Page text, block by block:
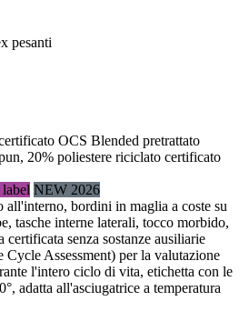
pesanti
OCS Blended pretrattato
20% poliestere riciclato certificato
NEW 2026
bordini in maglia a coste su
tasche interne laterali, tocco morbido,
senza sostanze ausiliarie
Assessment) per la valutazione
l'intero ciclo di vita, etichetta con le
adatta all'asciugatrice a temperatura